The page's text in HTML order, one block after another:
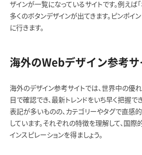
ザインが一覧になっているサイトです。例えば「
多くのボタンデザインが出てきます。ピンポイ
に行きます。
海外のWebデザイン参考サ
海外のデザイン参考サイトでは、世界中の優
目で確認でき、最新トレンドをいち早く把握で
表記が多いものの、カテゴリーやタグで直感
しています。それぞれの特徴を理解して、国
インスピレーションを得ましょう。